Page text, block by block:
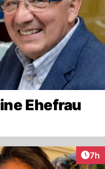
Ehefrau
7h